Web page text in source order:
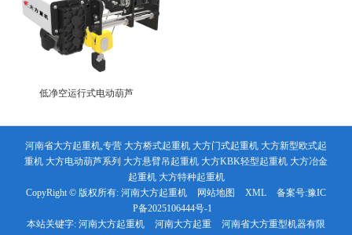
低净空运行式电动葫芦
河南省大方起重机,专营 大方桥式起重机 大方门式起重机 大方新型欧式起
重机 大方电动葫芦系列 大方悬臂吊起重机 大方KBK轻型起重机 大方冶金
起重机 大方特种起重机
CopyRight © 版权所有: 河南大方起重机 网站地图 XML 备案号:豫IC
P备2025106444号-1
本站关键字: 河南大方起重机 河南大方起重
河南省大方重型机器有限